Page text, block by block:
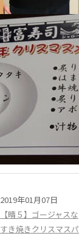
2019年01月07日
【晴５】ゴージャスな
すき焼きクリスマスパ